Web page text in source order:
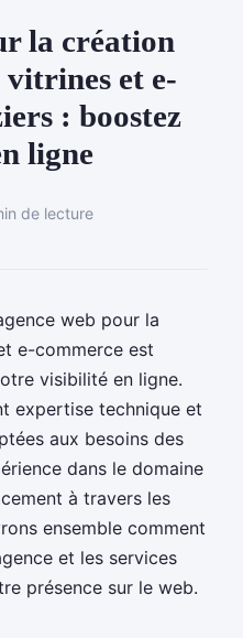
la création
vitrines et e-
: boostez
ligne
de lecture
web pour la
e-commerce est
visibilité en ligne.
expertise technique et
aux besoins des
dans le domaine
à travers les
ensemble comment
et les services
présence sur le web.